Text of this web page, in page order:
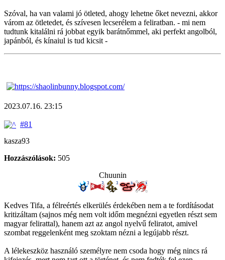
Szóval, ha van valami jó ötleted, ahogy lehetne őket nevezni, akkor
várom az ötletedet, és szívesen lecserélem a feliratban. - mi nem
tudtunk kitalálni rá jobbat egyik barátnőmmel, aki perfekt angolból,
japánból, és kínaiul is tud kicsit -
2023.07.16. 23:15
#81
kasza93
Hozzászólások: 505
Chuunin
Kedves Tifa, a félreértés elkerülés érdekében nem a te fordításodat
kritizáltam (sajnos még nem volt időm megnézni egyetlen részt sem
magyar felirattal), hanem azt az angol nyelvű feliratot, amivel
szombat reggelenként meg szoktam nézni a legújabb részt.
A lélekeszköz használó személyre nem csoda hogy még nincs rá